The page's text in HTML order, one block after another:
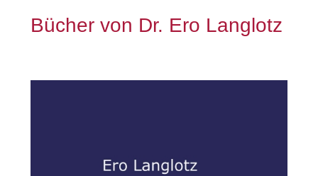
Bücher von Dr. Ero Langlotz